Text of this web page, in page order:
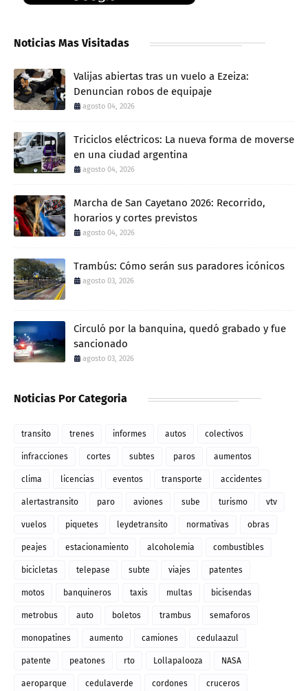
Noticias Mas Visitadas
Valijas abiertas tras un vuelo a Ezeiza:
Denuncian robos de equipaje
agosto 04, 2026
Triciclos eléctricos: La nueva forma de moverse
en una ciudad argentina
agosto 04, 2026
Marcha de San Cayetano 2026: Recorrido,
horarios y cortes previstos
agosto 04, 2026
Trambús: Cómo serán sus paradores icónicos
agosto 03, 2026
Circuló por la banquina, quedó grabado y fue
sancionado
agosto 03, 2026
Noticias Por Categoria
transito trenes informes autos colectivos
infracciones cortes subtes paros aumentos
clima licencias eventos transporte accidentes
alertastransito paro aviones sube turismo vtv
vuelos piquetes leydetransito normativas obras
peajes estacionamiento alcoholemia combustibles
bicicletas telepase subte viajes patentes
motos banquineros taxis multas bicisendas
metrobus auto boletos trambus semaforos
monopatines aumento camiones cedulaazul
patente peatones rto Lollapalooza NASA
aeroparque cedulaverde cordones cruceros